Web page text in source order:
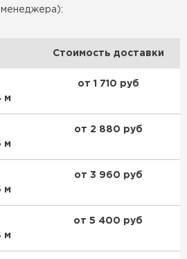
менеджера):
Стоимость доставки
м
от 1 710 руб
м
от 2 880 руб
м
от 3 960 руб
м
от 5 400 руб